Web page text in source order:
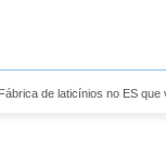
Fábrica de laticínios no ES